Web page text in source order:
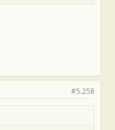
#5.258